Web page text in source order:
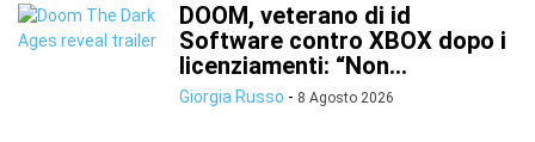
DOOM, veterano di id
Software contro XBOX dopo i
licenziamenti: “Non...
Giorgia Russo - 8 Agosto 2026